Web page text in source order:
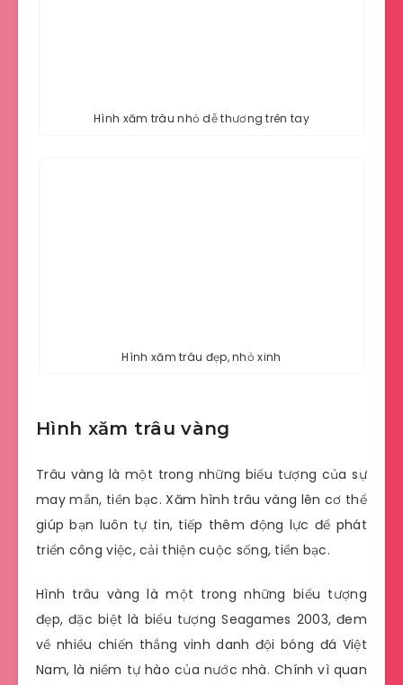
Hình xăm trâu nhỏ dễ thương trên tay
Hình xăm trâu đẹp, nhỏ xinh
Hình xăm trâu vàng
Trâu vàng là một trong những biểu tượng của sự
may mắn, tiền bạc. Xăm hình trâu vàng lên cơ thể
giúp bạn luôn tự tin, tiếp thêm động lực để phát
triển công việc, cải thiện cuộc sống, tiền bạc.
Hình trâu vàng là một trong những biểu tượng
đẹp, đặc biệt là biểu tượng Seagames 2003, đem
về nhiều chiến thắng vinh danh đội bóng đá Việt
Nam, là niềm tự hào của nước nhà. Chính vì quan